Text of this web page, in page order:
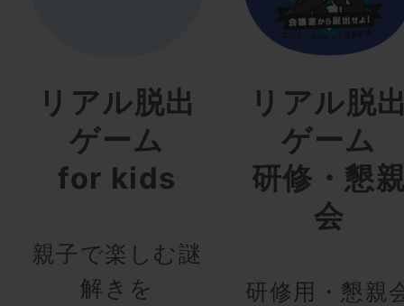
リアル脱出
ゲーム
for kids
親子で楽しむ謎
解きを
リアル脱
ゲーム
研修・懇
会
研修用・懇親